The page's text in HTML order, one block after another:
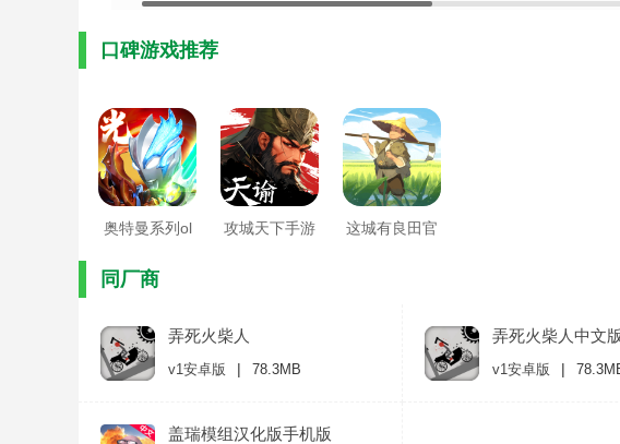
口碑游戏推荐
奥特曼系列ol
正版
攻城天下手游 这城有良田官
同厂商
弄死火柴人
v1安卓版 | 78.3MB
弄死火柴人中文
v1安卓版 |
盖瑞模组汉化版手机版